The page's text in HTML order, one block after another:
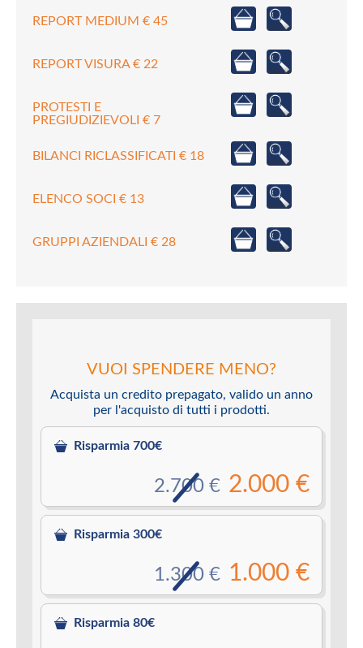
REPORT MEDIUM € 45
REPORT VISURA € 22
PROTESTI E
PREGIUDIZIEVOLI € 7
BILANCI RICLASSIFICATI € 18
ELENCO SOCI € 13
GRUPPI AZIENDALI € 28
VUOI SPENDERE MENO?
Acquista un credito prepagato, valido un anno
per l'acquisto di tutti i prodotti.
Risparmia 700€
2.000 €
2.700 €
Risparmia 300€
1.000 €
1.300 €
Risparmia 80€